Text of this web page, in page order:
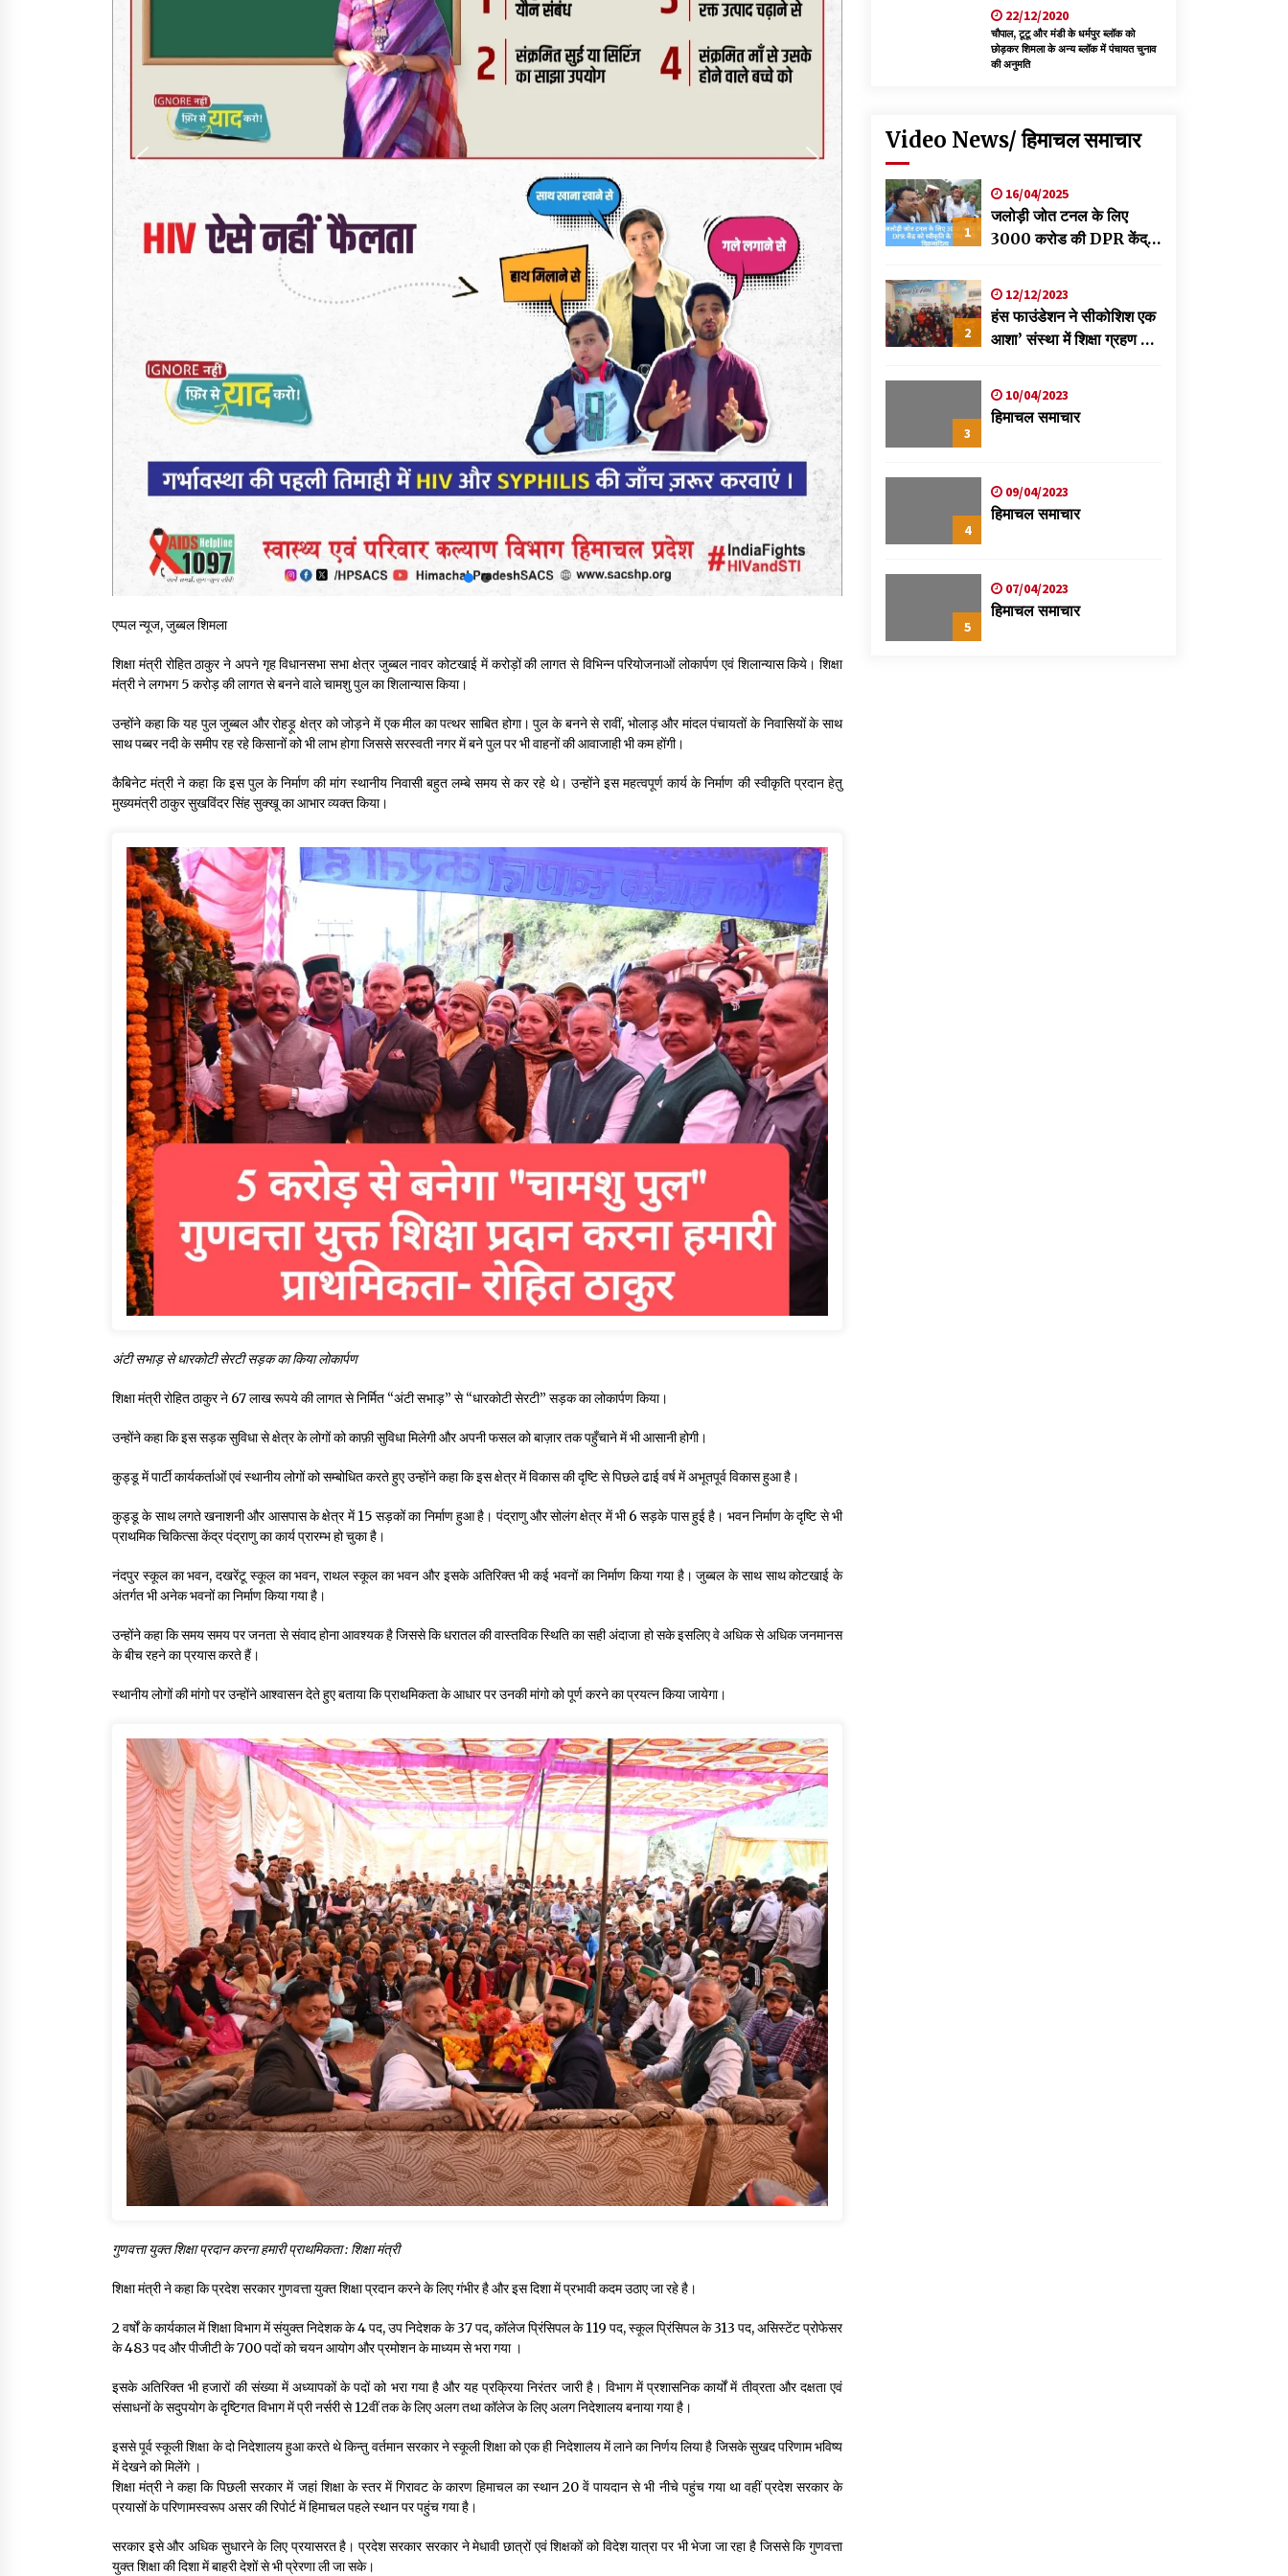
एप्पल न्यूज, जुब्बल शिमला
शिक्षा मंत्री रोहित ठाकुर ने अपने गृह विधानसभा सभा क्षेत्र जुब्बल नावर कोटखाई में करोड़ों की लागत से विभिन्न परियोजनाओं लोकार्पण एवं शिलान्यास किये। शिक्षा
मंत्री ने लगभग 5 करोड़ की लागत से बनने वाले चामशु पुल का शिलान्यास किया।
उन्होंने कहा कि यह पुल जुब्बल और रोहड़ू क्षेत्र को जोड़ने में एक मील का पत्थर साबित होगा। पुल के बनने से रावीं, भोलाड़ और मांदल पंचायतों के निवासियों के साथ
साथ पब्बर नदी के समीप रह रहे किसानों को भी लाभ होगा जिससे सरस्वती नगर में बने पुल पर भी वाहनों की आवाजाही भी कम होंगी।
कैबिनेट मंत्री ने कहा कि इस पुल के निर्माण की मांग स्थानीय निवासी बहुत लम्बे समय से कर रहे थे। उन्होंने इस महत्वपूर्ण कार्य के निर्माण की स्वीकृति प्रदान हेतु
मुख्यमंत्री ठाकुर सुखविंदर सिंह सुक्खू का आभार व्यक्त किया।
अंटी सभाड़ से धारकोटी सेरटी सड़क का किया लोकार्पण
शिक्षा मंत्री रोहित ठाकुर ने 67 लाख रूपये की लागत से निर्मित “अंटी सभाड़” से “धारकोटी सेरटी” सड़क का लोकार्पण किया।
उन्होंने कहा कि इस सड़क सुविधा से क्षेत्र के लोगों को काफ़ी सुविधा मिलेगी और अपनी फसल को बाज़ार तक पहुँचाने में भी आसानी होगी।
कुड्डू में पार्टी कार्यकर्ताओं एवं स्थानीय लोगों को सम्बोधित करते हुए उन्होंने कहा कि इस क्षेत्र में विकास की दृष्टि से पिछले ढाई वर्ष में अभूतपूर्व विकास हुआ है।
कुड्डू के साथ लगते खनाशनी और आसपास के क्षेत्र में 15 सड़कों का निर्माण हुआ है। पंद्राणु और सोलंग क्षेत्र में भी 6 सड़के पास हुई है। भवन निर्माण के दृष्टि से भी
प्राथमिक चिकित्सा केंद्र पंद्राणु का कार्य प्रारम्भ हो चुका है।
नंदपुर स्कूल का भवन, दखरेंटू स्कूल का भवन, राथल स्कूल का भवन और इसके अतिरिक्त भी कई भवनों का निर्माण किया गया है। जुब्बल के साथ साथ कोटखाई के
अंतर्गत भी अनेक भवनों का निर्माण किया गया है।
उन्होंने कहा कि समय समय पर जनता से संवाद होना आवश्यक है जिससे कि धरातल की वास्तविक स्थिति का सही अंदाजा हो सके इसलिए वे अधिक से अधिक जनमानस
के बीच रहने का प्रयास करते हैं।
स्थानीय लोगों की मांगो पर उन्होंने आश्वासन देते हुए बताया कि प्राथमिकता के आधार पर उनकी मांगो को पूर्ण करने का प्रयत्न किया जायेगा।
गुणवत्ता युक्त शिक्षा प्रदान करना हमारी प्राथमिकता : शिक्षा मंत्री
शिक्षा मंत्री ने कहा कि प्रदेश सरकार गुणवत्ता युक्त शिक्षा प्रदान करने के लिए गंभीर है और इस दिशा में प्रभावी कदम उठाए जा रहे है।
2 वर्षों के कार्यकाल में शिक्षा विभाग में संयुक्त निदेशक के 4 पद, उप निदेशक के 37 पद, कॉलेज प्रिंसिपल के 119 पद, स्कूल प्रिंसिपल के 313 पद, असिस्टेंट प्रोफेसर
के 483 पद और पीजीटी के 700 पदों को चयन आयोग और प्रमोशन के माध्यम से भरा गया ।
इसके अतिरिक्त भी हजारों की संख्या में अध्यापकों के पदों को भरा गया है और यह प्रक्रिया निरंतर जारी है। विभाग में प्रशासनिक कार्यों में तीव्रता और दक्षता एवं
संसाधनों के सदुपयोग के दृष्टिगत विभाग में प्री नर्सरी से 12वीं तक के लिए अलग तथा कॉलेज के लिए अलग निदेशालय बनाया गया है।
इससे पूर्व स्कूली शिक्षा के दो निदेशालय हुआ करते थे किन्तु वर्तमान सरकार ने स्कूली शिक्षा को एक ही निदेशालय में लाने का निर्णय लिया है जिसके सुखद परिणाम भविष्य
में देखने को मिलेंगे ।
शिक्षा मंत्री ने कहा कि पिछली सरकार में जहां शिक्षा के स्तर में गिरावट के कारण हिमाचल का स्थान 20 वें पायदान से भी नीचे पहुंच गया था वहीं प्रदेश सरकार के
प्रयासों के परिणामस्वरूप असर की रिपोर्ट में हिमाचल पहले स्थान पर पहुंच गया है।
सरकार इसे और अधिक सुधारने के लिए प्रयासरत है। प्रदेश सरकार सरकार ने मेधावी छात्रों एवं शिक्षकों को विदेश यात्रा पर भी भेजा जा रहा है जिससे कि गुणवत्ता
युक्त शिक्षा की दिशा में बाहरी देशों से भी प्रेरणा ली जा सके।
22/12/2020
चौपाल, टूटू और मंडी के धर्मपुर ब्लॉक को
छोड़कर शिमला के अन्य ब्लॉक में पंचायत चुनाव
की अनुमति
Video News/ हिमाचल समाचार
1
16/04/2025
जलोड़ी जोत टनल के लिए
3000 करोड की DPR केंद्र
विक्रमादित्य
2
12/12/2023
हंस फाउंडेशन ने सीकोशिश एक
आशा’ संस्था में शिक्षा ग्रहण कर
स्वास्थ्य शिविर
3
10/04/2023
हिमाचल समाचार
4
09/04/2023
हिमाचल समाचार
5
07/04/2023
हिमाचल समाचार